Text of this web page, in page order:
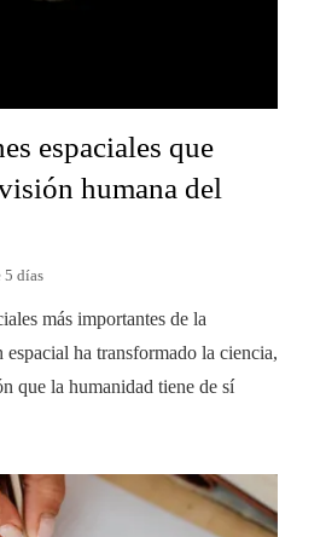
espaciales que
humana del
5 días
más importantes de la
ha transformado la ciencia,
que la humanidad tiene de sí